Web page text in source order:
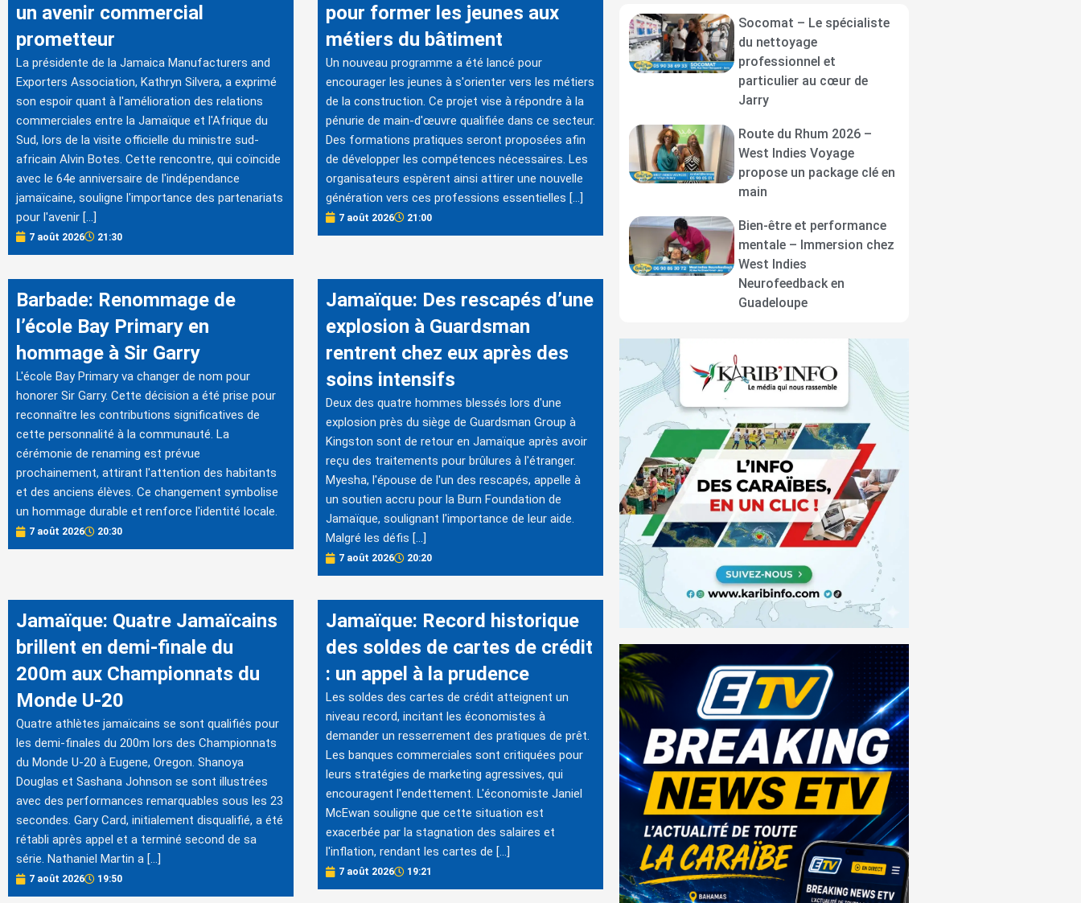
un avenir commercial
prometteur
La présidente de la Jamaica Manufacturers and
Exporters Association, Kathryn Silvera, a exprimé
son espoir quant à l'amélioration des relations
commerciales entre la Jamaïque et l'Afrique du
Sud, lors de la visite officielle du ministre sud-
africain Alvin Botes. Cette rencontre, qui coïncide
avec le 64e anniversaire de l'indépendance
jamaïcaine, souligne l'importance des partenariats
pour l'avenir […]
7 août 2026 21:30
pour former les jeunes aux
métiers du bâtiment
Un nouveau programme a été lancé pour
encourager les jeunes à s'orienter vers les métiers
de la construction. Ce projet vise à répondre à la
pénurie de main-d'œuvre qualifiée dans ce secteur.
Des formations pratiques seront proposées afin
de développer les compétences nécessaires. Les
organisateurs espèrent ainsi attirer une nouvelle
génération vers ces professions essentielles […]
7 août 2026 21:00
Barbade: Renommage de
l’école Bay Primary en
hommage à Sir Garry
L'école Bay Primary va changer de nom pour
honorer Sir Garry. Cette décision a été prise pour
reconnaître les contributions significatives de
cette personnalité à la communauté. La
cérémonie de renaming est prévue
prochainement, attirant l'attention des habitants
et des anciens élèves. Ce changement symbolise
un hommage durable et renforce l'identité locale.
7 août 2026 20:30
Jamaïque: Des rescapés d’une
explosion à Guardsman
rentrent chez eux après des
soins intensifs
Deux des quatre hommes blessés lors d'une
explosion près du siège de Guardsman Group à
Kingston sont de retour en Jamaïque après avoir
reçu des traitements pour brûlures à l'étranger.
Myesha, l'épouse de l'un des rescapés, appelle à
un soutien accru pour la Burn Foundation de
Jamaïque, soulignant l'importance de leur aide.
Malgré les défis […]
7 août 2026 20:20
Jamaïque: Quatre Jamaïcains
brillent en demi-finale du
200m aux Championnats du
Monde U-20
Quatre athlètes jamaïcains se sont qualifiés pour
les demi-finales du 200m lors des Championnats
du Monde U-20 à Eugene, Oregon. Shanoya
Douglas et Sashana Johnson se sont illustrées
avec des performances remarquables sous les 23
secondes. Gary Card, initialement disqualifié, a été
rétabli après appel et a terminé second de sa
série. Nathaniel Martin a […]
7 août 2026 19:50
Jamaïque: Record historique
des soldes de cartes de crédit
: un appel à la prudence
Les soldes des cartes de crédit atteignent un
niveau record, incitant les économistes à
demander un resserrement des pratiques de prêt.
Les banques commerciales sont critiquées pour
leurs stratégies de marketing agressives, qui
encouragent l'endettement. L'économiste Janiel
McEwan souligne que cette situation est
exacerbée par la stagnation des salaires et
l'inflation, rendant les cartes de […]
7 août 2026 19:21
Socomat – Le spécialiste
du nettoyage
professionnel et
particulier au cœur de
Jarry
Route du Rhum 2026 –
West Indies Voyage
propose un package clé en
main
Bien-être et performance
mentale – Immersion chez
West Indies
Neurofeedback en
Guadeloupe